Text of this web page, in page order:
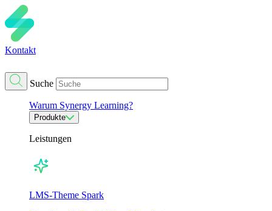
Kontakt
Suche
Warum Synergy Learning?
Produkte
Leistungen
LMS-Theme Spark